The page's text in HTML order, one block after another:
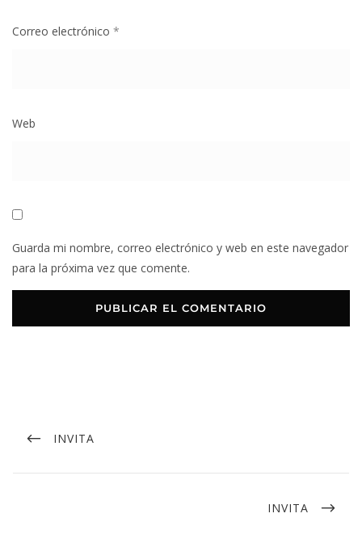
Correo electrónico *
Web
Guarda mi nombre, correo electrónico y web en este navegador
para la próxima vez que comente.
INVITA
INVITA